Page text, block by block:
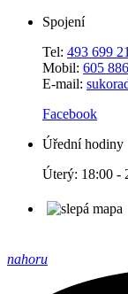
Spojení
Tel: 493 699
Mobil: 605
E-mail:
Facebook
Úřední hodiny
Úterý: 18:00 -
nahoru